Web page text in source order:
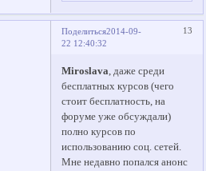
Поделиться 13
2014-09-
22 12:40:32
Miroslava, даже среди
бесплатных курсов (чего
стоит бесплатность, на
форуме уже обсуждали)
полно курсов по
использованию соц. сетей.
Мне недавно попался анонс